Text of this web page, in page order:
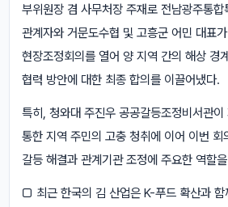
부위원장 겸 사무처장 주재로 전남광주통합
관계자와 거문도수협 및 고흥군 어민 대표
현장조정회의를 열어 양 지역 간의 해상 경
협력 방안에 대한 최종 합의를 이끌어냈다.
특히, 청와대 주진우 공공갈등조정비서관
통한 지역 주민의 고충 청취에 이어 이번 회
갈등 해결과 관계기관 조정에 주요한 역할
□ 최근 한국의 김 산업은 K-푸드 확산과